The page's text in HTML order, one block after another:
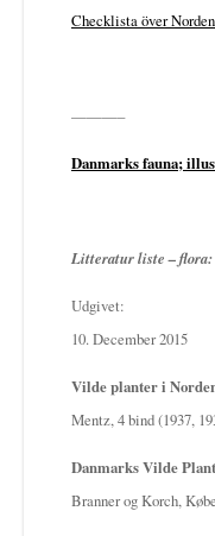
Checklista över
———–
Danmarks fauna;
Litteratur liste – flora:
Udgivet:
10. December 2015
Vilde planter i
Mentz, 4 bind (1937,
Danmarks Vilde
Branner og Korch,